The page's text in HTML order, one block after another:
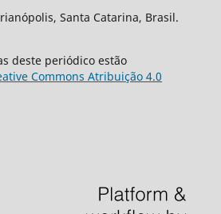
Santa Catarina, Brasil.
deste periódico estão
Commons Atribuição 4.0